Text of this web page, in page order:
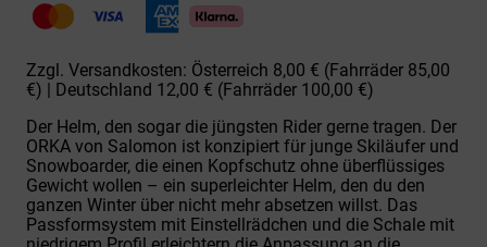
Zzgl. Versandkosten: Österreich 8,00 € (Fahrräder 85,00
€) | Deutschland 12,00 € (Fahrräder 100,00 €)
Der Helm, den sogar die jüngsten Rider gerne tragen. Der
ORKA von Salomon ist konzipiert für junge Skiläufer und
Snowboarder, die einen Kopfschutz ohne überflüssiges
Gewicht wollen – ein superleichter Helm, den du den
ganzen Winter über nicht mehr absetzen willst. Das
Passformsystem mit Einstellrädchen und die Schale mit